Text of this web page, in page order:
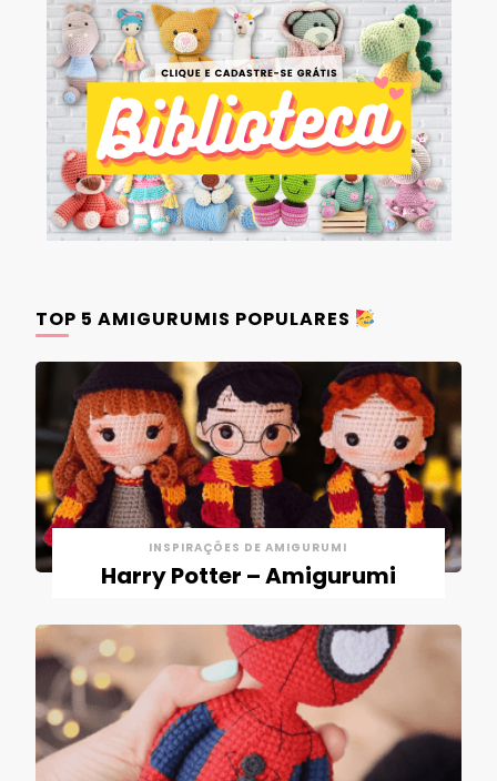
TOP 5 AMIGURUMIS POPULARES
INSPIRAÇÕES DE AMIGURUMI
Harry Potter – Amigurumi